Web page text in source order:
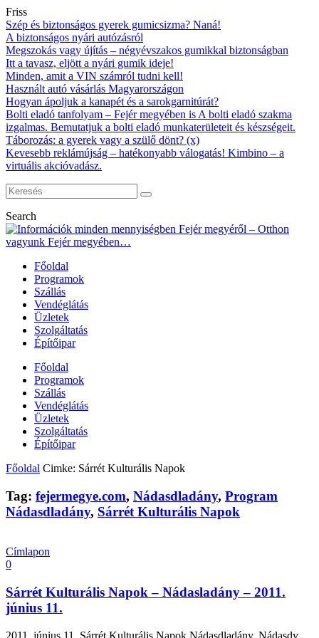
Friss
Szép és biztonságos gyerek gumicsizma? Naná!
A biztonságos nyári autózásról
Megszokás vagy újítás – négyévszakos gumikkal biztonságban
Itt a tavasz, eljött a nyári gumik ideje!
Minden, amit a VIN számról tudni kell!
Használt autó vásárlás Magyarországon
Hogyan ápoljuk a kanapét és a sarokgarnitúrát?
Bolti eladó tanfolyam – Fejér megyében is A bolti eladó szakma
izgalmas. Bemutatjuk a bolti eladó munkaterületeit és készségeit.
Táborozás: a gyerek vagy a szülő dönt? (x)
Kevesebb reklámújság – hatékonyabb válogatás! Kimbino – a
virtuális akcióvadász.
Search
Főoldal
Programok
Szállás
Vendéglátás
Üzletek
Szolgáltatás
Építőipar
Főoldal
Programok
Szállás
Vendéglátás
Üzletek
Szolgáltatás
Építőipar
Főoldal Cimke: Sárrét Kulturális Napok
Tag: fejermegye.com, Nádasdladány, Program
Nádasdladány, Sárrét Kulturális Napok
Címlapon
0
Sárrét Kulturális Napok – Nádasladány – 2011.
június 11.
2011. június 11. Sárrét Kulturális Napok Nádasdladány, Nádasdy